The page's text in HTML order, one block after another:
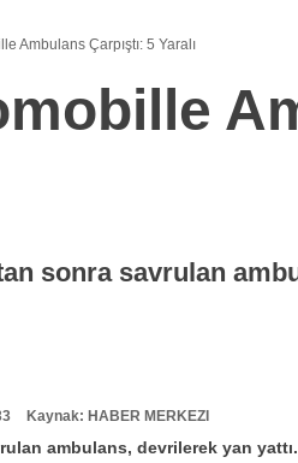
Ambulans Çarpıştı: 5 Yaralı
sonra savrulan
Kaynak: HABER MERKEZI